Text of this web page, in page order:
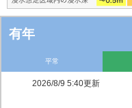
有年
平常
2026/8/9 5:40更新